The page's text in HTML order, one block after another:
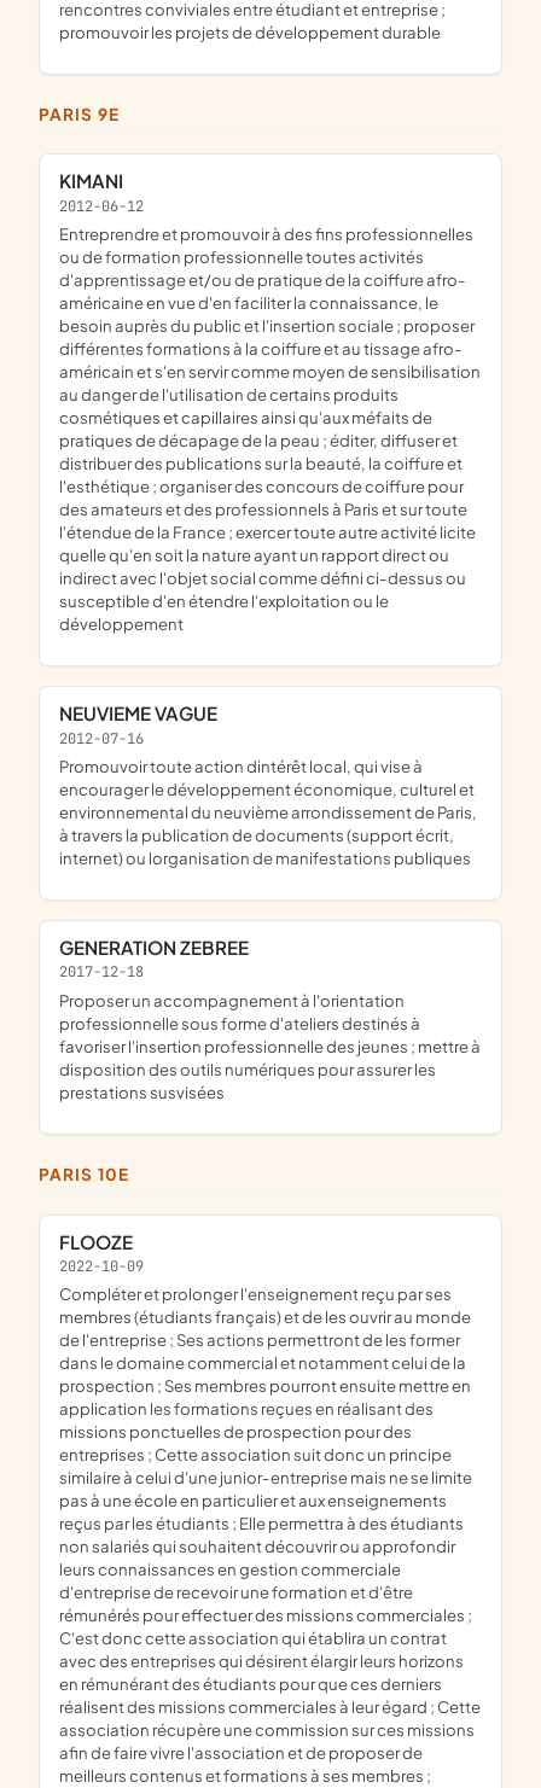
rencontres conviviales entre étudiant et entreprise ;
promouvoir les projets de développement durable
PARIS 9E
KIMANI
2012-06-12
entreprendre et promouvoir à des fins professionnelles
ou de formation professionnelle toutes activités
d'apprentissage et/ou de pratique de la coiffure afro-
américaine en vue d'en faciliter la connaissance, le
besoin auprès du public et l'insertion sociale ; proposer
différentes formations à la coiffure et au tissage afro-
américain et s'en servir comme moyen de sensibilisation
au danger de l'utilisation de certains produits
cosmétiques et capillaires ainsi qu'aux méfaits de
pratiques de décapage de la peau ; éditer, diffuser et
distribuer des publications sur la beauté, la coiffure et
l'esthétique ; organiser des concours de coiffure pour
des amateurs et des professionnels à Paris et sur toute
l'étendue de la France ; exercer toute autre activité licite
quelle qu'en soit la nature ayant un rapport direct ou
indirect avec l'objet social comme défini ci-dessus ou
susceptible d'en étendre l'exploitation ou le
développement
NEUVIEME VAGUE
2012-07-16
promouvoir toute action dintérêt local, qui vise à
encourager le développement économique, culturel et
environnemental du neuvième arrondissement de Paris,
à travers la publication de documents (support écrit,
internet) ou lorganisation de manifestations publiques
GENERATION ZEBREE
2017-12-18
proposer un accompagnement à l'orientation
professionnelle sous forme d'ateliers destinés à
favoriser l'insertion professionnelle des jeunes ; mettre à
disposition des outils numériques pour assurer les
prestations susvisées
PARIS 10E
FLOOZE
2022-10-09
compléter et prolonger l'enseignement reçu par ses
membres (étudiants français) et de les ouvrir au monde
de l'entreprise ; Ses actions permettront de les former
dans le domaine commercial et notamment celui de la
prospection ; Ses membres pourront ensuite mettre en
application les formations reçues en réalisant des
missions ponctuelles de prospection pour des
entreprises ; Cette association suit donc un principe
similaire à celui d'une junior-entreprise mais ne se limite
pas à une école en particulier et aux enseignements
reçus par les étudiants ; Elle permettra à des étudiants
non salariés qui souhaitent découvrir ou approfondir
leurs connaissances en gestion commerciale
d'entreprise de recevoir une formation et d'être
rémunérés pour effectuer des missions commerciales ;
C'est donc cette association qui établira un contrat
avec des entreprises qui désirent élargir leurs horizons
en rémunérant des étudiants pour que ces derniers
réalisent des missions commerciales à leur égard ; Cette
association récupère une commission sur ces missions
afin de faire vivre l'association et de proposer de
meilleurs contenus et formations à ses membres ;